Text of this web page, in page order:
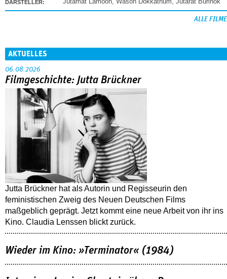
DARSTELLER:
ALLE FILME
AKTUELLES
06.08.2026
Filmgeschichte: Jutta Brückner
Jutta Brückner hat als Autorin und Regisseurin den
feministischen Zweig des Neuen Deutschen Films
maßgeblich geprägt. Jetzt kommt eine neue Arbeit von ihr ins
Kino. Claudia Lenssen blickt zurück.
Wieder im Kino: »Terminator« (1984)